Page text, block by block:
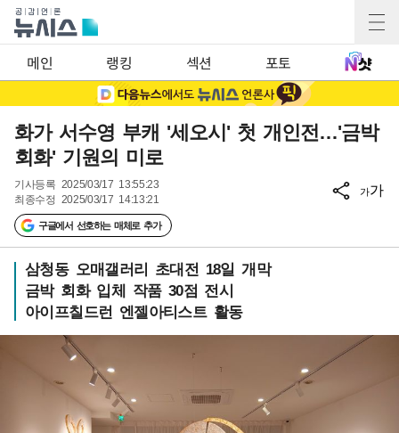
메인 랭킹 섹션 포토
화가 서수영 부캐 '세오시' 첫 개인전…'금박
회화' 기원의 미로
기사등록 2025/03/17 13:55:23
최종수정 2025/03/17 14:13:21
구글에서 선호하는 매체로 추가
가가
삼청동 오매갤러리 초대전 18일 개막
금박 회화 입체 작품 30점 전시
아이프칠드런 엔젤아티스트 활동